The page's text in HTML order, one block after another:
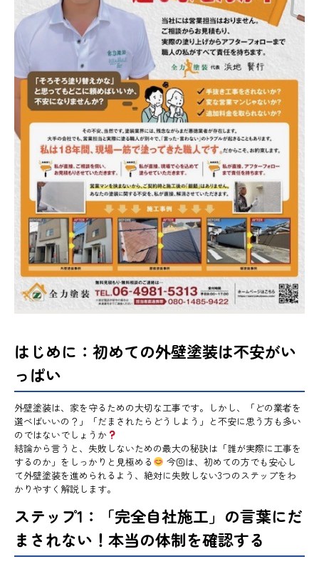
はじめに：初めての外壁塗装は不安がい
っぱい
外壁塗装は、家を守るための大切な工事です。しかし、「どの業者を
選べばいいの？」「だまされたらどうしよう」と不安に思う方も多い
のではないでしょうか
結論から言うと、失敗しないための最大の秘訣は「誰が実際に工事を
するのか」をしっかりと見極める
今回は、初めての方でも安心し
て外壁塗装を進められるよう、絶対に失敗しない3つのステップをわ
かりやすく解説します。
ステップ1：「完全自社施工」の言葉にだ
まされない！本当の体制を確認する